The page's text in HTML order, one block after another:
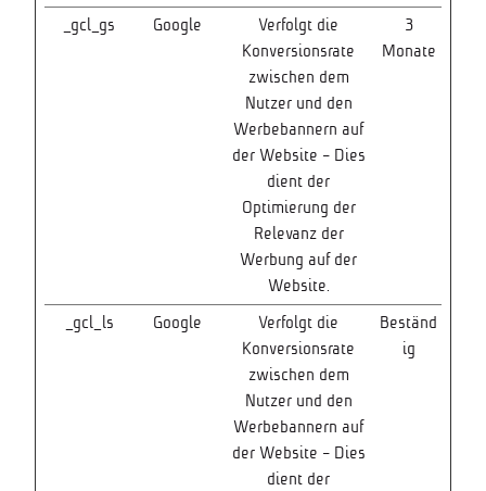
_gcl_gs Google
Verfolgt die
Konversionsrate
zwischen dem
Nutzer und den
Werbebannern auf
der Website - Dies
dient der
Optimierung der
Relevanz der
Werbung auf der
Website.
3
Monate
_gcl_ls Google
Verfolgt die
Konversionsrate
zwischen dem
Nutzer und den
Werbebannern auf
der Website - Dies
dient der
Beständ
ig